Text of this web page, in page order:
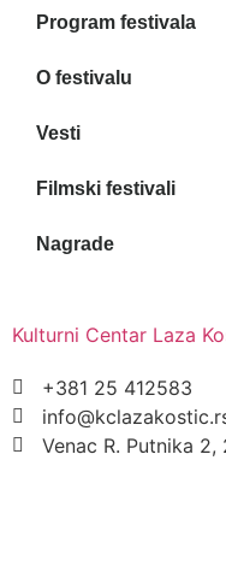
Program festivala
O festivalu
Vesti
Filmski festivali
Nagrade
Kulturni Centar Laza
+381 25 412583
Venac R. Putnika